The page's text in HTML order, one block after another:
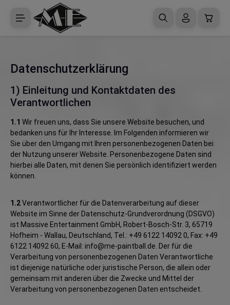
Zum Hauptinhalt springen
Datenschutzerklärung
1) Einleitung und Kontaktdaten des
Verantwortlichen
1.1 Wir freuen uns, dass Sie unsere Website besuchen, und
bedanken uns für Ihr Interesse. Im Folgenden informieren wir
Sie über den Umgang mit Ihren personenbezogenen Daten bei
der Nutzung unserer Website. Personenbezogene Daten sind
hierbei alle Daten, mit denen Sie persönlich identifiziert werden
können.
1.2Verantwortlicher für die Datenverarbeitung auf dieser
Website im Sinne der Datenschutz-Grundverordnung (DSGVO)
ist Massive Entertainment GmbH, Robert-Bosch-Str. 3, 65719
Hofheim - Wallau, Deutschland, Tel.: +49 6122 14092 0, Fax: +49
6122 14092 60, E-Mail: info@me-paintball.de. Der für die
Verarbeitung von personenbezogenen Daten Verantwortliche
ist diejenige natürliche oder juristische Person, die allein oder
gemeinsam mit anderen über die Zwecke und Mittel der
Verarbeitung von personenbezogenen Daten entscheidet.